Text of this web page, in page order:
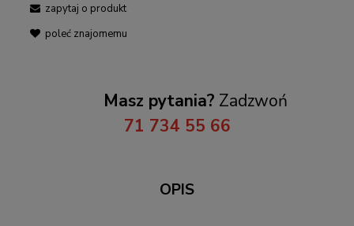
zapytaj o produkt
poleć znajomemu
Masz pytania? Zadzwoń
71 734 55 66
OPIS